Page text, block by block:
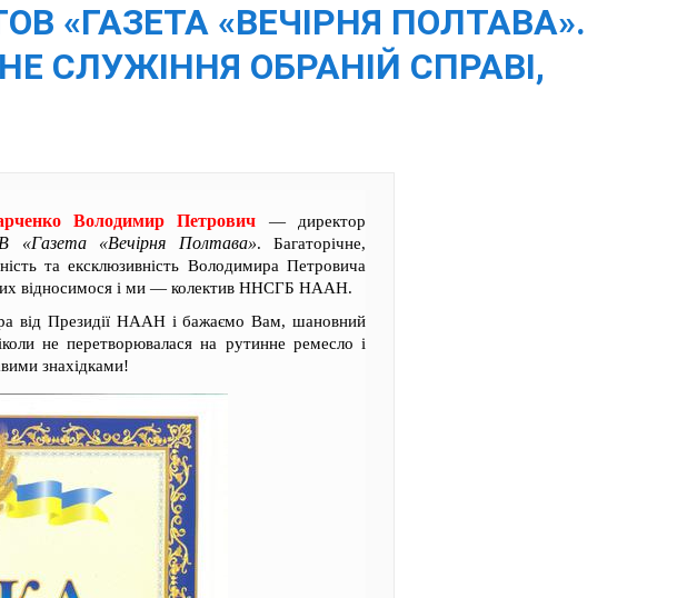
«ГАЗЕТА «ВЕЧІРНЯ ПОЛТАВА».
СЛУЖІННЯ ОБРАНІЙ СПРАВІ,
Володимир Петрович — директор
«Газета «Вечірня Полтава». Багаторічне,
та ексклюзивність Володимира Петровича
відносимося і ми — колектив ННСГБ НААН.
від Президії НААН і бажаємо Вам, шановний
не перетворювалася на рутинне ремесло і
знахідками!